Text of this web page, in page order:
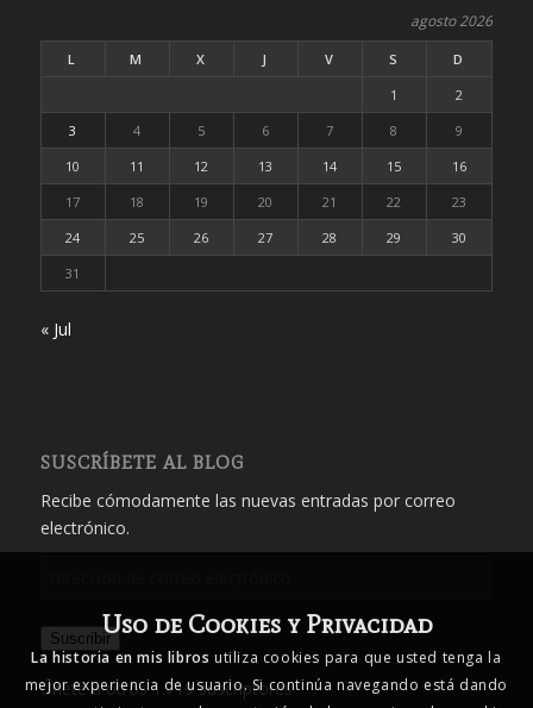
agosto 2026
L M X J V S
D
1
2
3
4 5 6 7 8
9
10
11 12 13 14 15
16
17
18 19 20 21 22
23
24
25 26 27 28 29
30
31
« Jul
SUSCRÍBETE AL BLOG
Recibe cómodamente las nuevas entradas por correo
electrónico.
correo
electrónico
Suscribir
Únete a otros 1.719 suscriptores
Uso de Cookies y Privacidad
La historia en mis libros utiliza cookies para que usted tenga la
mejor experiencia de usuario. Si continúa navegando está dando